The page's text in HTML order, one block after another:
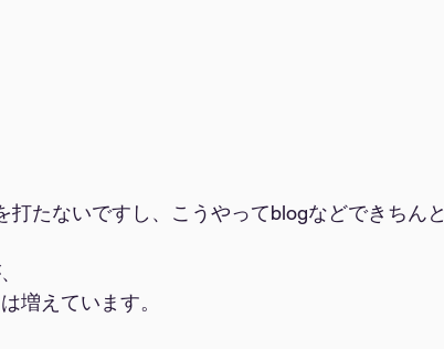
たないですし、こうやってblogなどできちんと
増えています。